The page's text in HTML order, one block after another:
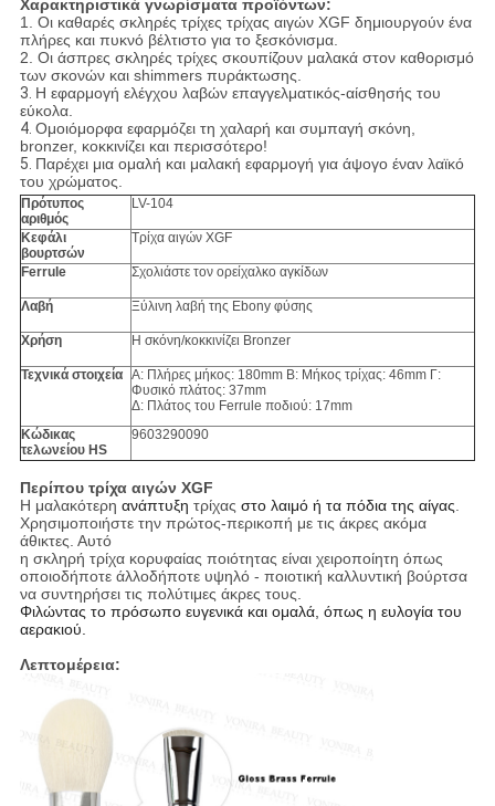
Χαρακτηριστικά γνωρίσματα προϊόντων:
1. Οι καθαρές σκληρές τρίχες τρίχας αιγών XGF δημιουργούν ένα
πλήρες και πυκνό βέλτιστο για το ξεσκόνισμα.
2. Οι άσπρες σκληρές τρίχες σκουπίζουν μαλακά στον καθορισμό
των σκονών και shimmers πυράκτωσης.
3. Η εφαρμογή ελέγχου λαβών επαγγελματικός-αίσθησής του
εύκολα.
4. Ομοιόμορφα εφαρμόζει τη χαλαρή και συμπαγή σκόνη,
bronzer, κοκκινίζει και περισσότερο!
5. Παρέχει μια ομαλή και μαλακή εφαρμογή για άψογο έναν λαϊκό
του χρώματος.
Πρότυπος
αριθμός
LV-104
Κεφάλι
βουρτσών
Τρίχα αιγών XGF
Ferrule Σχολιάστε τον ορείχαλκο αγκίδων
Λαβή Ξύλινη λαβή της Ebony φύσης
Χρήση Η σκόνη/κοκκινίζει Bronzer
Τεχνικά στοιχεία Α: Πλήρες μήκος: 180mm Β: Μήκος τρίχας: 46mm Γ:
Φυσικό πλάτος: 37mm
Δ: Πλάτος του Ferrule ποδιού: 17mm
Κώδικας
τελωνείου HS
9603290090
Περίπου τρίχα αιγών XGF
Η μαλακότερη ανάπτυξη τρίχας στο λαιμό ή τα πόδια της αίγας.
Χρησιμοποιήστε την πρώτος-περικοπή με τις άκρες ακόμα
άθικτες. Αυτό
η σκληρή τρίχα κορυφαίας ποιότητας είναι χειροποίητη όπως
οποιοδήποτε άλλοδήποτε υψηλό - ποιοτική καλλυντική βούρτσα
να συντηρήσει τις πολύτιμες άκρες τους.
Φιλώντας το πρόσωπο ευγενικά και ομαλά, όπως η ευλογία του
αερακιού.
Λεπτομέρεια: